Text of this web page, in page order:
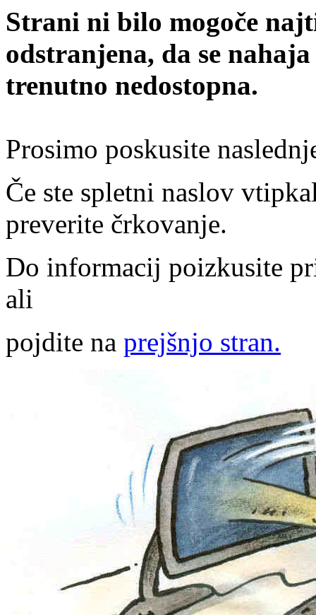
Strani ni bilo mogoče
odstranjena, da se
trenutno nedostopna.
Prosimo poskusite
Če ste spletni naslov
preverite črkovanje.
Do informacij poizkusite
ali
pojdite na prejšnjo stran.